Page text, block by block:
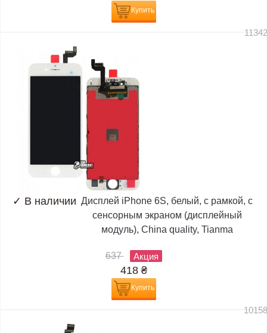
Купить
✓ В наличии Дисплей iPhone 6S, белый, с рамкой, с
сенсорным экраном (дисплейный
модуль), China quality, Tianma
637 Акция
418 ₴
Купить